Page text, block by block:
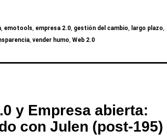
, emotools, empresa 2.0, gestión del cambio, largo plazo,
,vender humo,Web 2.0
y Empresa abierta:
con Julen (post-195)